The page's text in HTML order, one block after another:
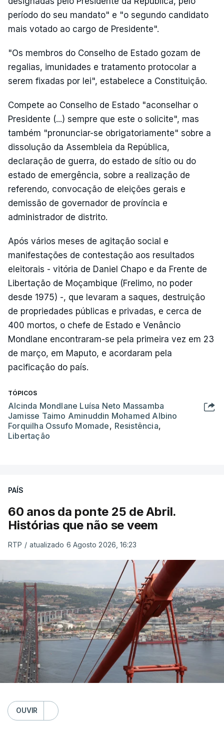
período do seu mandato" e "o segundo candidato
mais votado ao cargo de Presidente".
"Os membros do Conselho de Estado gozam de
regalias, imunidades e tratamento protocolar a
serem fixadas por lei", estabelece a Constituição.
Compete ao Conselho de Estado "aconselhar o
Presidente (...) sempre que este o solicite", mas
também "pronunciar-se obrigatoriamente" sobre a
dissolução da Assembleia da República,
declaração de guerra, do estado de sítio ou do
estado de emergência, sobre a realização de
referendo, convocação de eleições gerais e
demissão de governador de província e
administrador de distrito.
Após vários meses de agitação social e
manifestações de contestação aos resultados
eleitorais - vitória de Daniel Chapo e da Frente de
Libertação de Moçambique (Frelimo, no poder
desde 1975) -, que levaram a saques, destruição
de propriedades públicas e privadas, e cerca de
400 mortos, o chefe de Estado e Venâncio
Mondlane encontraram-se pela primeira vez em 23
de março, em Maputo, e acordaram pela
pacificação do país.
TÓPICOS
Alcinda Mondlane Luísa Neto Massamba
Jamisse Taimo Aminuddin Mohamed Albino
Forquilha Ossufo Momade, Resistência,
Libertação
PAÍS
60 anos da ponte 25 de Abril.
Histórias que não se veem
RTP / atualizado 6 Agosto 2026, 16:23
OUVIR